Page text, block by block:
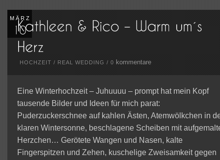
MÄRZ
HOCHZEIT / REAL WEDDING / 0 kommentare
Eine Winterhochzeit – Juhuuuu – prompt hat mein Kopf
tausende Bilder und Ideen für mich parat:
Puderzuckerschnee auf kahlen Ästen, Atemwölkchen in
klaren Wintersonne, beschlagene Scheiben mit
Herzchen… Gerötete Wangen und Nasen, kalte
Fingerspitzen und Zehen, kuschelige Zweisamkeit gegen